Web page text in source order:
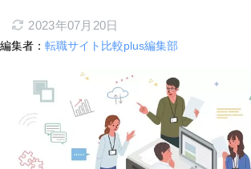
2023年07月20日
編集者： 転職サイト比較plus編集部